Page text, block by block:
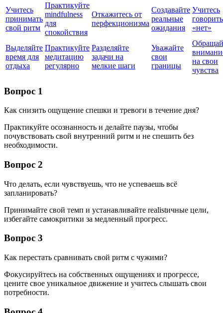
Учитесь
принимать
свой ритм
Практикуйте
mindfulness
для
спокойствия
Откажитесь от
перфекционизма
Создавайте
реальные
ожидания
Учитесь
говорить
«нет»
Выделяйте
время для
отдыха
Практикуйте
медитацию
регулярно
Разделяйте
задачи на
мелкие шаги
Уважайте
свои
границы
на свои
чувства
Вопрос 1
Как снизить ощущение спешки и тревоги в течение дня?
Практикуйте осознанность и делайте паузы, чтобы
почувствовать свой внутренний ритм и не спешить без
необходимости.
Вопрос 2
Что делать, если чувствуешь, что не успеваешь всё
запланировать?
Принимайте свой темп и устанавливайте realistичные цели,
избегайте самокритики за медленный прогресс.
Вопрос 3
Как перестать сравнивать свой ритм с чужими?
Фокусируйтесь на собственных ощущениях и прогрессе,
цените свое уникальное движение и учитесь слышать свои
потребности.